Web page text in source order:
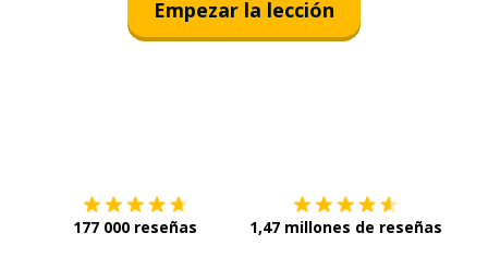
Empezar la lección
177 000 reseñas 1,47 millones de reseñas